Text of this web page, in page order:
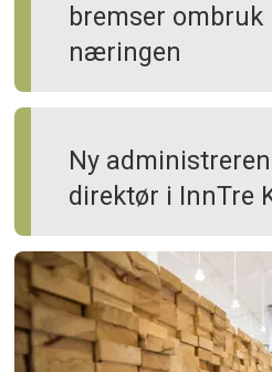
bremser
næringen
Ny
direktør i InnTre